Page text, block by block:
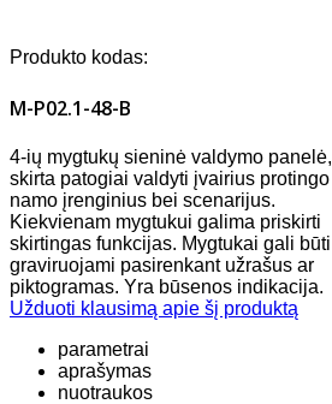
Produkto kodas:
M-P02.1-48-B
4-ių mygtukų sieninė valdymo panelė,
skirta patogiai valdyti įvairius protingo
namo įrenginius bei scenarijus.
Kiekvienam mygtukui galima priskirti
skirtingas funkcijas. Mygtukai gali būti
graviruojami pasirenkant užrašus ar
piktogramas. Yra būsenos indikacija.
Užduoti klausimą apie šį produktą
parametrai
aprašymas
nuotraukos